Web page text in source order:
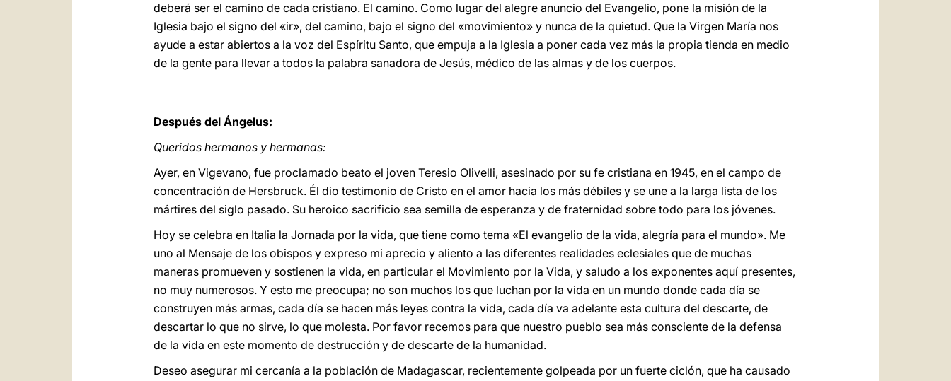
deberá ser el camino de cada cristiano. El camino. Como lugar del alegre anuncio del Evangelio, pone la misión de la
Iglesia bajo el signo del «ir», del camino, bajo el signo del «movimiento» y nunca de la quietud. Que la Virgen María nos
ayude a estar abiertos a la voz del Espíritu Santo, que empuja a la Iglesia a poner cada vez más la propia tienda en medio
de la gente para llevar a todos la palabra sanadora de Jesús, médico de las almas y de los cuerpos.
Después del Ángelus:
Queridos hermanos y hermanas:
Ayer, en Vigevano, fue proclamado beato el joven Teresio Olivelli, asesinado por su fe cristiana en 1945, en el campo de
concentración de Hersbruck. Él dio testimonio de Cristo en el amor hacia los más débiles y se une a la larga lista de los
mártires del siglo pasado. Su heroico sacrificio sea semilla de esperanza y de fraternidad sobre todo para los jóvenes.
Hoy se celebra en Italia la Jornada por la vida, que tiene como tema «El evangelio de la vida, alegría para el mundo». Me
uno al Mensaje de los obispos y expreso mi aprecio y aliento a las diferentes realidades eclesiales que de muchas
maneras promueven y sostienen la vida, en particular el Movimiento por la Vida, y saludo a los exponentes aquí presentes,
no muy numerosos. Y esto me preocupa; no son muchos los que luchan por la vida en un mundo donde cada día se
construyen más armas, cada día se hacen más leyes contra la vida, cada día va adelante esta cultura del descarte, de
descartar lo que no sirve, lo que molesta. Por favor recemos para que nuestro pueblo sea más consciente de la defensa
de la vida en este momento de destrucción y de descarte de la humanidad.
Deseo asegurar mi cercanía a la población de Madagascar, recientemente golpeada por un fuerte ciclón, que ha causado